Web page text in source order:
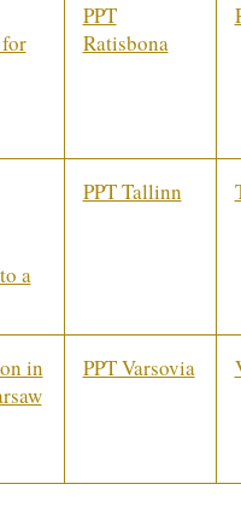
PPT
Ratisbona
a
PPT Tallinn
in
PPT Varsovia